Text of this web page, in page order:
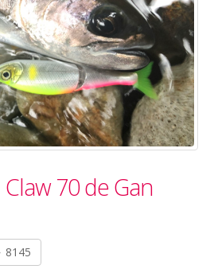
70 de Gan
8145